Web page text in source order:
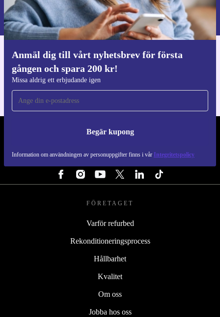
Anmäl dig till vårt nyhetsbrev för första
gången och spara 200 kr!
Missa aldrig ett erbjudande igen
Begär kupong
Information om användningen av personuppgifter finns i vår Integritetspolicy
Information om användningen av personuppgifter finns i vår
Integritetspolicy
Ladda ner refurbed appen
För iOS och Android
REFURBED SVERIGE - RETHINK NEW.
FÖLJ OSS
FÖRETAGET
Varför refurbed
Rekonditioneringsprocess
Hållbarhet
Kvalitet
Om oss
Jobba hos oss